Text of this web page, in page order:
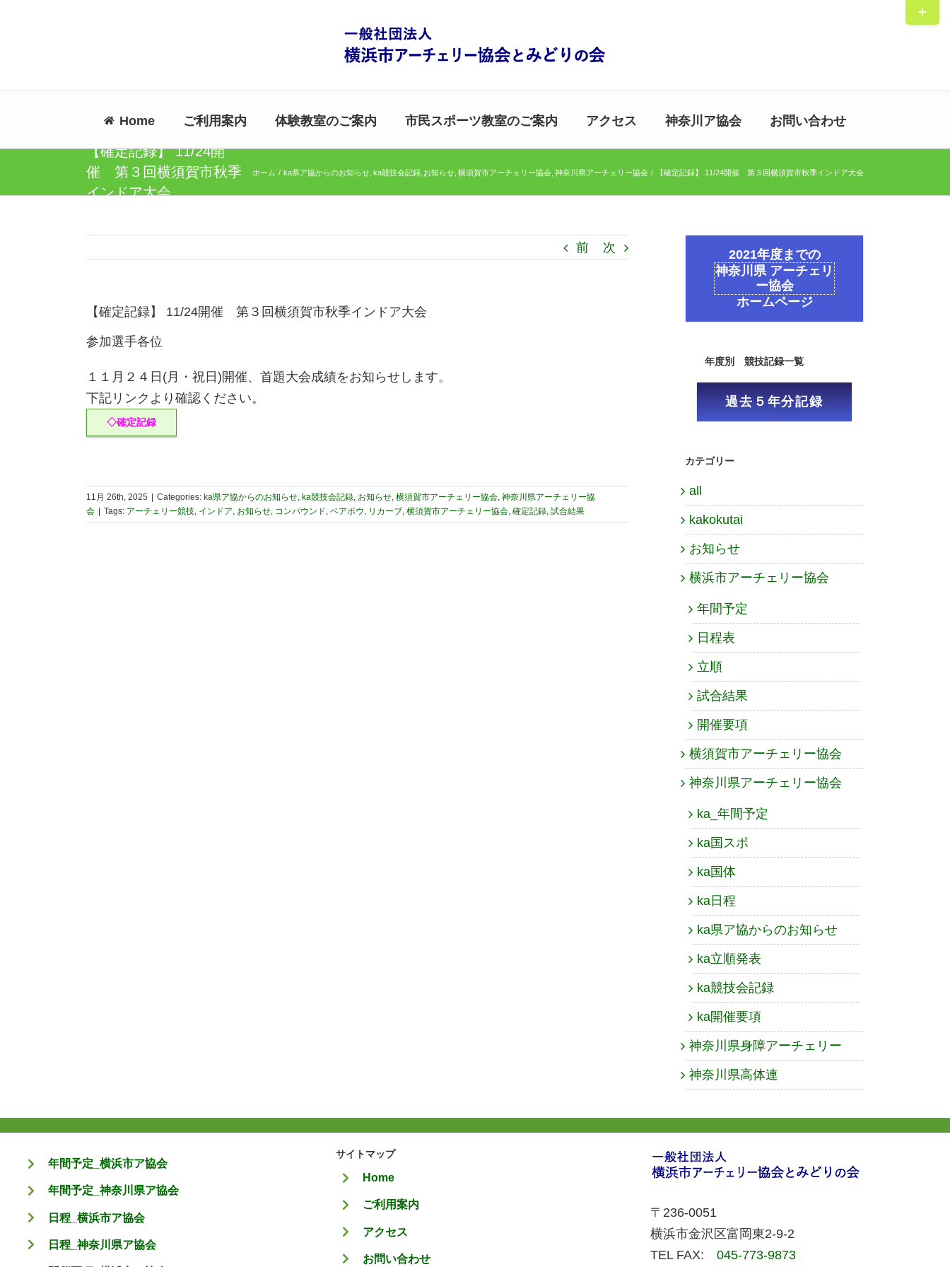
Home ご利用案内 体験教室のご案内 市民スポーツ教室のご案内 アクセス 神奈川ア協会 お問い合わせ
【確定記録】 11/24開
催 第３回横須賀市秋季
インドア大会
ホーム ka県ア協からのお知らせ ka競技会記録 お知らせ 横須賀市アーチェリー協会 神奈川県アーチェリー協会 【確定記録】 11/24開催 第３回横須賀市秋季インドア大会
前 次
【確定記録】 11/24開催 第３回横須賀市秋季インドア大会
参加選手各位
１１月２４日(月・祝日)開催、首題大会成績をお知らせします。
下記リンクより確認ください。
◇確定記録
11月 26th, 2025 | Categories: ka県ア協からのお知らせ ka競技会記録 お知らせ 横須賀市アーチェリー協会 神奈川県アーチェリー協
会 | Tags: アーチェリー競技 インドア お知らせ コンパウンド ベアボウ リカーブ 横須賀市アーチェリー協会 確定記録 試合結果
2021年度までの
神奈川県 アーチェリ
ー協会
ホームページ
年度別 競技記録一覧
過去５年分記録
カテゴリー
all
kakokutai
お知らせ
横浜市アーチェリー協会
年間予定
日程表
立順
試合結果
開催要項
横須賀市アーチェリー協会
神奈川県アーチェリー協会
ka_年間予定
ka国スポ
ka国体
ka日程
ka県ア協からのお知らせ
ka立順発表
ka競技会記録
ka開催要項
神奈川県身障アーチェリー
神奈川県高体連
年間予定_横浜市ア協会
年間予定_神奈川県ア協会
日程_横浜市ア協会
日程_神奈川県ア協会
サイトマップ
Home
ご利用案内
アクセス
お問い合わせ
〒236-0051
横浜市金沢区富岡東2-9-2
TEL FAX:045-773-9873
Toggle